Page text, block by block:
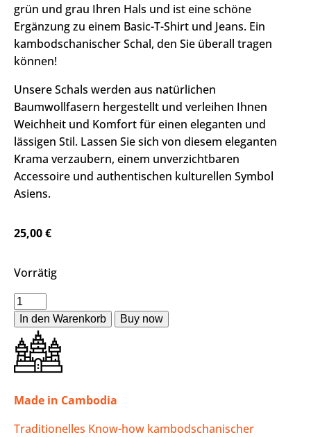
grün und grau Ihren Hals und ist eine schöne
Ergänzung zu einem Basic-T-Shirt und Jeans. Ein
kambodschanischer Schal, den Sie überall tragen
können!
Unsere Schals werden aus natürlichen
Baumwollfasern hergestellt und verleihen Ihnen
Weichheit und Komfort für einen eleganten und
lässigen Stil. Lassen Sie sich von diesem eleganten
Krama verzaubern, einem unverzichtbaren
Accessoire und authentischen kulturellen Symbol
Asiens.
25,00€
Vorrätig
In den Warenkorb
Made in Cambodia
Traditionelles Know-how kambodschanischer